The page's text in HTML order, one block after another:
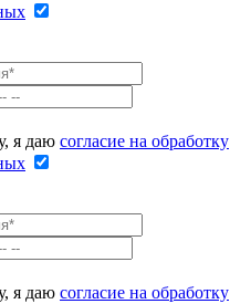
я даю согласие на обработку
я даю согласие на обработку